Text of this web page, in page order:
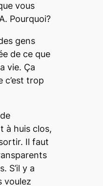
vous
Pourquoi?
gens
de ce que
vie. Ça
c’est trop
à huis clos,
Il faut
S’il y a
voulez